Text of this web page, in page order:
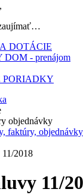
DOTÁCIE
- prenájom
PORIADKY
objednávky
faktúry, objednávky
2018
11/